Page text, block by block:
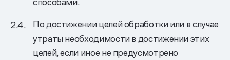
По достижении целей обработки или в случае
утраты необходимости в достижении этих
целей, если иное не предусмотрено